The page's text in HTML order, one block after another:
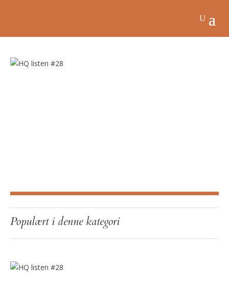
UGENS BEDSTE SINGLER
HQ listen #28
Populært i denne kategori